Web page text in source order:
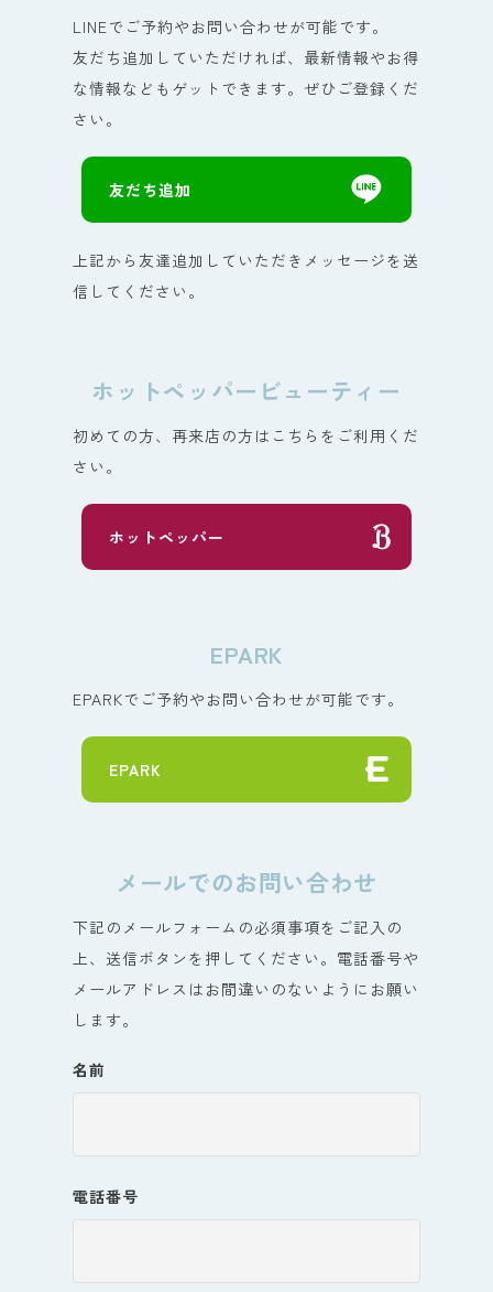
LINEでご予約やお問い合わせが可能です。
友だち追加していただければ、最新情報やお得
な情報などもゲットできます。ぜひご登録くだ
さい。
友だち追加
上記から友達追加していただきメッセージを送
信してください。
ホットペッパービューティー
初めての方、再来店の方はこちらをご利用くだ
さい。
ホットペッパー
EPARK
EPARKでご予約やお問い合わせが可能です。
EPARK
メールでのお問い合わせ
下記のメールフォームの必須事項をご記入の
上、送信ボタンを押してください。電話番号や
メールアドレスはお間違いのないようにお願い
します。
名前
電話番号